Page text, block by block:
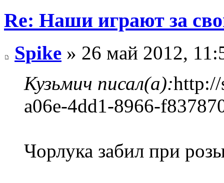
Re: Наши играют за
Spike » 26 май 2012,
Кузьмич писал(а):
a06e-4dd1-8966-
Чорлука забил при